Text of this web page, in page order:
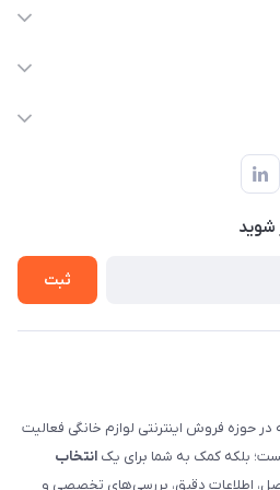
- "تحویل حضوری فقط با
شوید
ثبت
در حوزه فروش اینترنتی لوازم خانگی فعالیت
بلکه کمک به شما برای یک انتخاب
اطلاعات دقیق، بررسی‌های تخصصی و